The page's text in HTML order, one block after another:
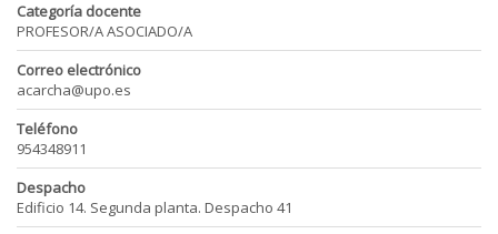
Categoría docente
PROFESOR/A ASOCIADO/A
Correo electrónico
acarcha@upo.es
Teléfono
954348911
Despacho
Edificio 14. Segunda planta. Despacho 41